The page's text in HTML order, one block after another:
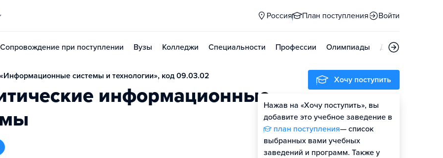
Россия План поступления Войти
Сопровождение при поступлении Вузы Колледжи Специальности Профессии Олимпиады Дни открытых
системы и технологии», код 09.03.02
информационные
Хочу поступить
Нажав на «Хочу поступить», вы
добавите это учебное заведение в
план поступления— список
выбранных вами учебных
заведений и программ. Также у
Оценить шансы